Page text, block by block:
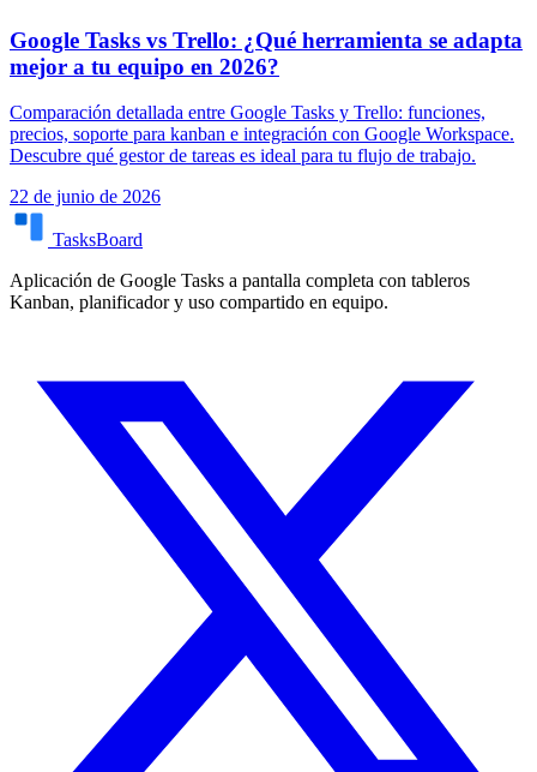
Google Tasks vs Trello: ¿Qué herramienta se adapta
mejor a tu equipo en 2026?
Comparación detallada entre Google Tasks y Trello: funciones,
precios, soporte para kanban e integración con Google Workspace.
Descubre qué gestor de tareas es ideal para tu flujo de trabajo.
22 de junio de 2026
TasksBoard
Aplicación de Google Tasks a pantalla completa con tableros
Kanban, planificador y uso compartido en equipo.